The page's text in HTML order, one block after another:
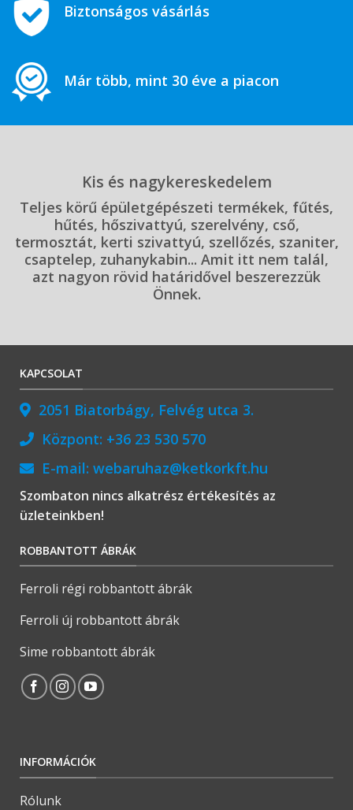
Biztonságos vásárlás
Már több, mint 30 éve a piacon
Kis és nagykereskedelem
Teljes körű épületgépészeti termékek, fűtés,
hűtés, hőszivattyú, szerelvény, cső,
termosztát, kerti szivattyú, szellőzés, szaniter,
csaptelep, zuhanykabin... Amit itt nem talál,
azt nagyon rövid határidővel beszerezzük
Önnek.
KAPCSOLAT
2051 Biatorbágy, Felvég utca 3.
Központ: +36 23 530 570
E-mail: webaruhaz@ketkorkft.hu
Szombaton nincs alkatrész értékesítés az
üzleteinkben!
ROBBANTOTT ÁBRÁK
Ferroli régi robbantott ábrák
Ferroli új robbantott ábrák
Sime robbantott ábrák
INFORMÁCIÓK
Rólunk